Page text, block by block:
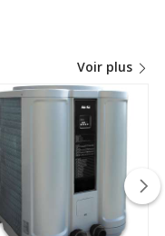
Voir plus